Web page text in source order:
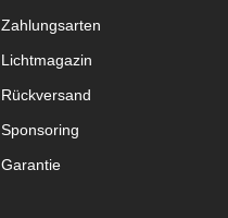
Zahlungsarten
Lichtmagazin
Rückversand
Sponsoring
Garantie